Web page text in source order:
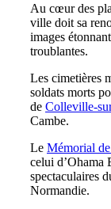
Au cœur des
ville doit sa
images
troublantes.
Les cimetières
soldats morts
de Colleville-
Cambe.
Le Mémorial
celui d’Ohama
spectaculaires
Normandie.